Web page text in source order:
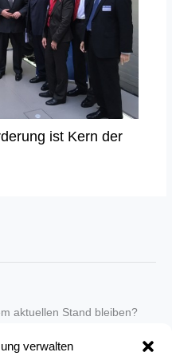
verwalten
ist Kern der
aktuellen Stand bleiben?
Service auf.